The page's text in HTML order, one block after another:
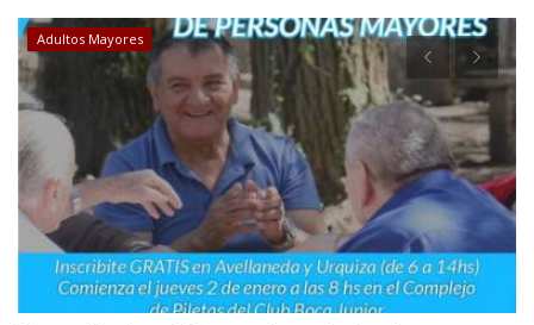
Adultos Mayores